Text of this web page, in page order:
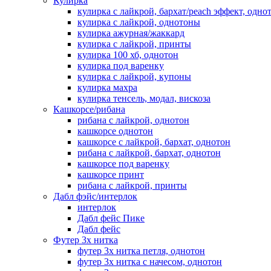
кулирка с лайкрой, бархат/peach эффект,
кулирка с лайкрой, однотоны
кулирка ажурная/жаккард
кулирка с лайкрой, принты
кулирка 100 хб, однотон
кулирка под варенку
кулирка с лайкрой, купоны
кулирка махра
кулирка тенсель, модал, вискоза
Кашкорсе/рибана
рибана с лайкрой, однотон
кашкорсе однотон
кашкорсе с лайкрой, бархат, однотон
рибана с лайкрой, бархат, однотон
кашкорсе под варенку
кашкорсе принт
рибана с лайкрой, принты
Дабл фэйс/интерлок
интерлок
Дабл фейс Пике
Дабл фейс
Футер 3х нитка
футер 3х нитка петля, однотон
футер 3х нитка с начесом, однотон